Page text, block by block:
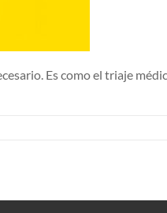
Es como el triaje